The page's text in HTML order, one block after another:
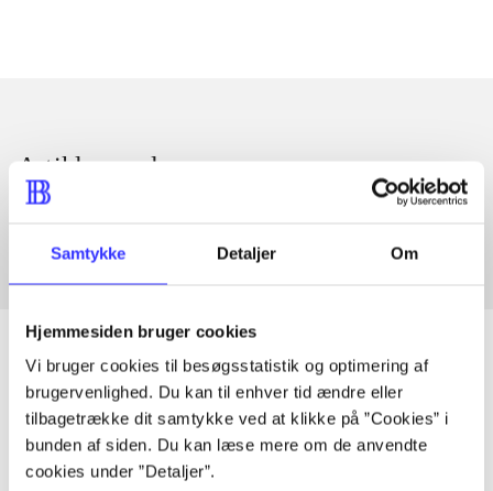
Samtykke Detaljer Om
Hjemmesiden bruger cookies
Vi bruger cookies til besøgsstatistik og optimering af
brugervenlighed. Du kan til enhver tid ændre eller
tilbagetrække dit samtykke ved at klikke på ”Cookies” i
bunden af siden. Du kan læse mere om de anvendte
cookies under ”Detaljer”.
Artikler med samme emner
Fra
Artikler
Alle registrerede artikler fordelt på udgivelser